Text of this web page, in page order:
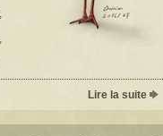
Lire la suite